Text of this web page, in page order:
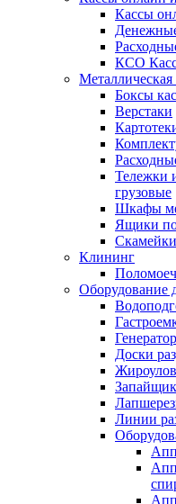
Кассы
КСО
Металлическая
Боксы
Верстаки
Тележки
грузовые
Шкафы
Ящики
Скамейки
Клининг
Оборудование
Доски
Линии